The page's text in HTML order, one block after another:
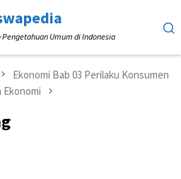
Umum di Indonesia
Ekonomi Bab 03 Perilaku Konsumen